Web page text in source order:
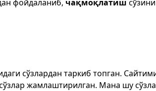
фойдаланиб, чақмоқлатиш сўзини
сўзлардан таркиб топган.
жамлаштирилган. Мана шу